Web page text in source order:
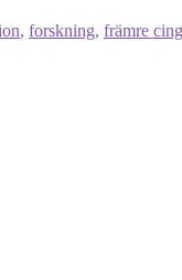
, forskning, främre